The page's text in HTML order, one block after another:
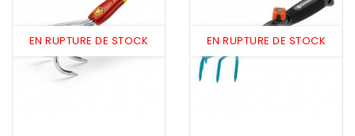
EN RUPTURE DE STOCK EN RUPTURE DE STOCK